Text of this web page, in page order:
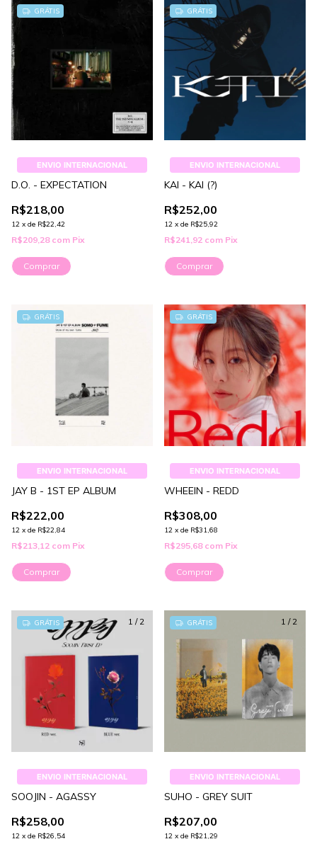
GRÁTIS
ENVIO INTERNACIONAL
D.O. - EXPECTATION
R$218,00
12 x de R$22,42
R$209,28 com Pix
Comprar
GRÁTIS
ENVIO INTERNACIONAL
KAI - KAI (?)
R$252,00
12 x de R$25,92
R$241,92 com Pix
Comprar
GRÁTIS
ENVIO INTERNACIONAL
JAY B - 1ST EP ALBUM
R$222,00
12 x de R$22,84
R$213,12 com Pix
GRÁTIS
ENVIO INTERNACIONAL
WHEEIN - REDD
R$308,00
12 x de R$31,68
R$295,68 com Pix
Comprar
1 / 2
GRÁTIS
ENVIO INTERNACIONAL
SOOJIN - AGASSY
R$258,00
12 x de R$26,54
1 / 2
GRÁTIS
ENVIO INTERNACIONAL
SUHO - GREY SUIT
R$207,00
12 x de R$21,29